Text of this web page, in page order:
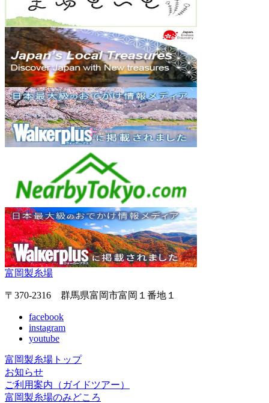
富岡製糸場
〒370-2316 群馬県富岡市富岡１番地１
facebook
instagram
youtube
富岡製糸場トップ
お知らせ
ご利用案内（ガイドツアー）
富岡製糸場のみどころ